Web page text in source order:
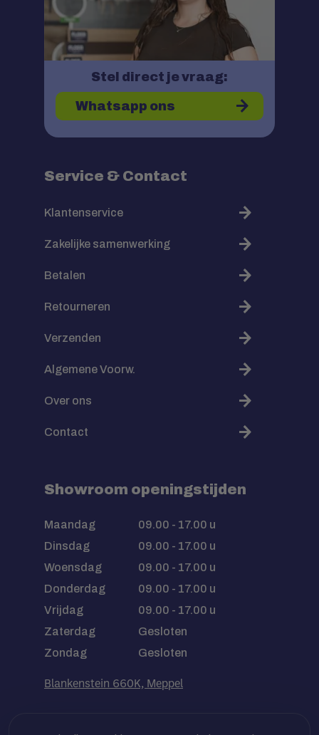
Stel direct je vraag:
Whatsapp ons
Service & Contact
Klantenservice
Zakelijke samenwerking
Betalen
Retourneren
Verzenden
Algemene Voorw.
Over ons
Contact
Showroom openingstijden
Maandag
09.00 - 17.00 u
Dinsdag
09.00 - 17.00 u
Woensdag
09.00 - 17.00 u
Donderdag
09.00 - 17.00 u
Vrijdag
09.00 - 17.00 u
Zaterdag
Gesloten
Zondag
Gesloten
Blankenstein 660K, Meppel